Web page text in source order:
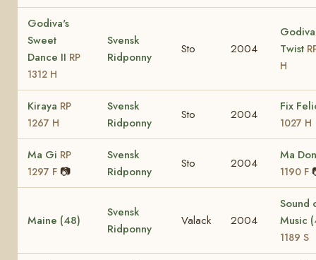
Godiva's
Sweet
Dance II RP
1312 H
Svensk
Ridponny
Sto 2004
Twist
H
Kiraya RP
1267 H
Svensk
Ridponny
Sto 2004
Fix
1027 H
Ma Gi RP
1297 F 📷
Svensk
Ridponny
Sto 2004
Ma
1190 F
Maine (48)
Svensk
Ridponny
Valack 2004
Sound
Music
1189 S